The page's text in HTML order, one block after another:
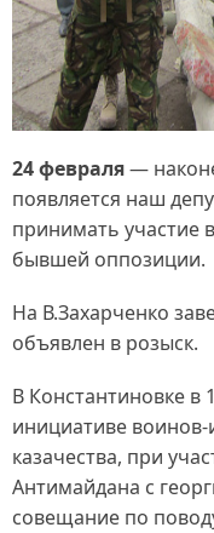
24 февраля—
появляется наш
принимать участие
бывшей оппозиции.
На В.Захарченко
объявлен в розыск.
В Константиновке в
инициативе
казачества, при
Антимайдана с
совещание по